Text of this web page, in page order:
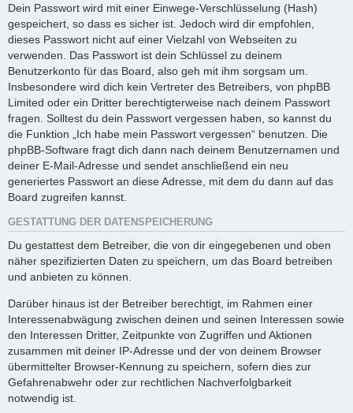
Dein Passwort wird mit einer Einwege-Verschlüsselung (Hash)
gespeichert, so dass es sicher ist. Jedoch wird dir empfohlen,
dieses Passwort nicht auf einer Vielzahl von Webseiten zu
verwenden. Das Passwort ist dein Schlüssel zu deinem
Benutzerkonto für das Board, also geh mit ihm sorgsam um.
Insbesondere wird dich kein Vertreter des Betreibers, von phpBB
Limited oder ein Dritter berechtigterweise nach deinem Passwort
fragen. Solltest du dein Passwort vergessen haben, so kannst du
die Funktion „Ich habe mein Passwort vergessen“ benutzen. Die
phpBB-Software fragt dich dann nach deinem Benutzernamen und
deiner E-Mail-Adresse und sendet anschließend ein neu
generiertes Passwort an diese Adresse, mit dem du dann auf das
Board zugreifen kannst.
GESTATTUNG DER DATENSPEICHERUNG
Du gestattest dem Betreiber, die von dir eingegebenen und oben
näher spezifizierten Daten zu speichern, um das Board betreiben
und anbieten zu können.
Darüber hinaus ist der Betreiber berechtigt, im Rahmen einer
Interessenabwägung zwischen deinen und seinen Interessen sowie
den Interessen Dritter, Zeitpunkte von Zugriffen und Aktionen
zusammen mit deiner IP-Adresse und der von deinem Browser
übermittelter Browser-Kennung zu speichern, sofern dies zur
Gefahrenabwehr oder zur rechtlichen Nachverfolgbarkeit
notwendig ist.